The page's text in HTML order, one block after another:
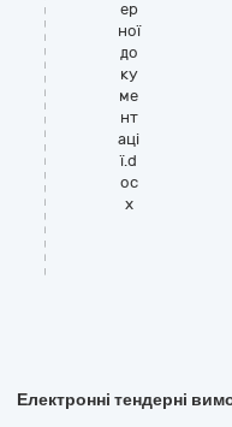
ер
ної
до
ку
ме
нт
аці
ї.d
oc
x
Електронні тендерні